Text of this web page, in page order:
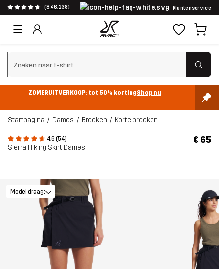
(846.238) Klantenservice
Zoeken wissen
ZOMERUITVERKOOP: tot 50% kortingShop nu
Startpagina Dames Broeken Korte broeken
4.6 (54)
Sierra Hiking Skirt Dames
€ 65
Model draagt